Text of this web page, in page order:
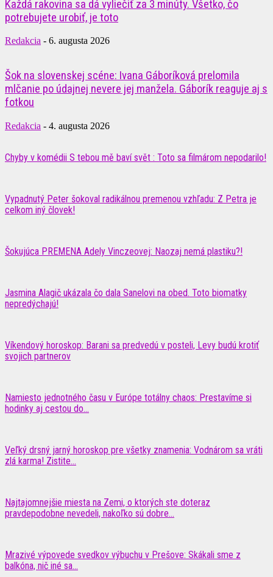
Každá rakovina sa dá vyliečiť za 3 minúty. Všetko, čo
potrebujete urobiť, je toto
Redakcia - 6. augusta 2026
Šok na slovenskej scéne: Ivana Gáboríková prelomila
mlčanie po údajnej nevere jej manžela. Gáborík reaguje aj s
fotkou
Redakcia - 4. augusta 2026
Chyby v komédii S tebou mě baví svět : Toto sa filmárom nepodarilo!
Vypadnutý Peter šokoval radikálnou premenou vzhľadu: Z Petra je
celkom iný človek!
Šokujúca PREMENA Adely Vinczeovej: Naozaj nemá plastiku?!
Jasmina Alagič ukázala čo dala Sanelovi na obed. Toto biomatky
nepredýchajú!
Víkendový horoskop: Barani sa predvedú v posteli, Levy budú krotiť
svojich partnerov
Namiesto jednotného času v Európe totálny chaos: Prestavíme si
hodinky aj cestou do...
Veľký drsný jarný horoskop pre všetky znamenia: Vodnárom sa vráti
zlá karma! Zistite...
Najtajomnejšie miesta na Zemi, o ktorých ste doteraz
pravdepodobne nevedeli, nakoľko sú dobre...
Mrazivé výpovede svedkov výbuchu v Prešove: Skákali sme z
balkóna, nič iné sa...